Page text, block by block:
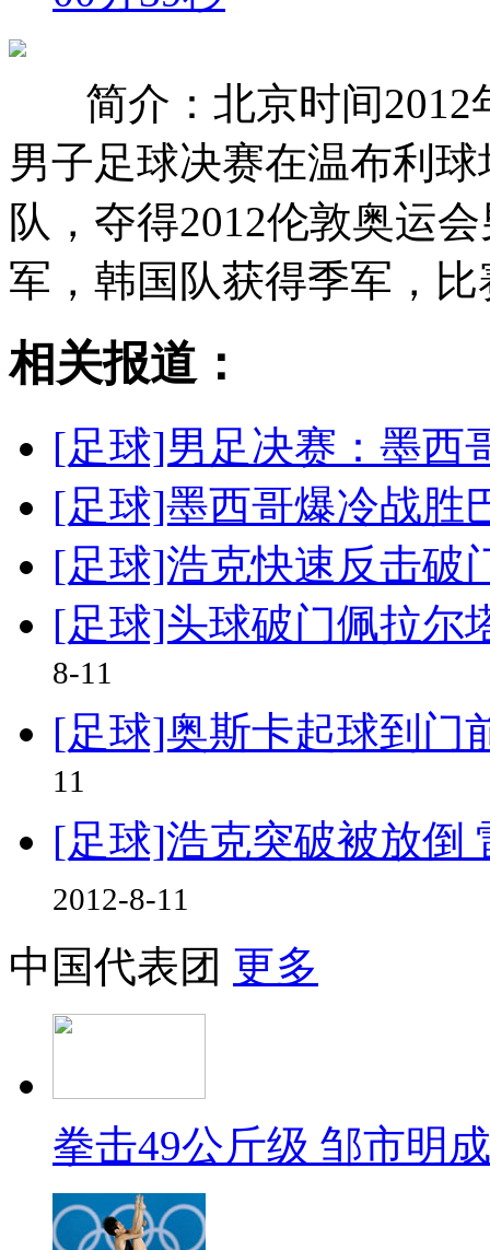
简介：北京时间2012
男子足球决赛在温布利
队，夺得2012伦敦奥运
军，韩国队获得季军，
相关报道：
[足球]男足决赛：墨西
[足球]墨西哥爆冷战胜
[足球]浩克快速反击破
[足球]头球破门佩拉尔
8-11
[足球]奥斯卡起球到门
11
[足球]浩克突破被放倒
2012-8-11
中国代表团 更多
拳击49公斤级 邹市明